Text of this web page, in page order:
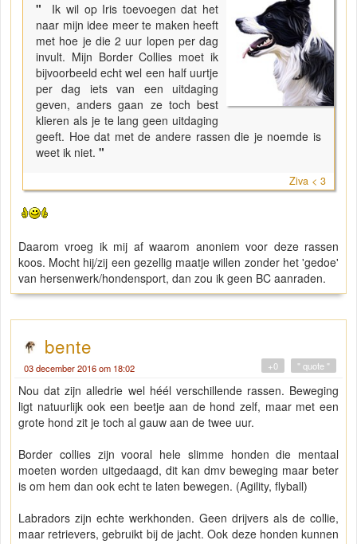
"
Ik wil op Iris toevoegen dat het
naar mijn idee meer te maken heeft
met hoe je die 2 uur lopen per dag
invult. Mijn Border Collies moet ik
bijvoorbeeld echt wel een half uurtje
per dag iets van een uitdaging
geven, anders gaan ze toch best
klieren als je te lang geen uitdaging
geeft. Hoe dat met de andere rassen die je noemde is
weet ik niet. "
Ziva < 3
Daarom vroeg ik mij af waarom anoniem voor deze rassen
koos. Mocht hij/zij een gezellig maatje willen zonder het 'gedoe'
van hersenwerk/hondensport, dan zou ik geen BC aanraden.
bente
03 december 2016 om 18:02 " quote "
+0
Nou dat zijn alledrie wel héél verschillende rassen. Beweging
ligt natuurlijk ook een beetje aan de hond zelf, maar met een
grote hond zit je toch al gauw aan de twee uur.
Border collies zijn vooral hele slimme honden die mentaal
moeten worden uitgedaagd, dit kan dmv beweging maar beter
is om hem dan ook echt te laten bewegen. (Agility, flyball)
Labradors zijn echte werkhonden. Geen drijvers als de collie,
maar retrievers, gebruikt bij de jacht. Ook deze honden kunnen